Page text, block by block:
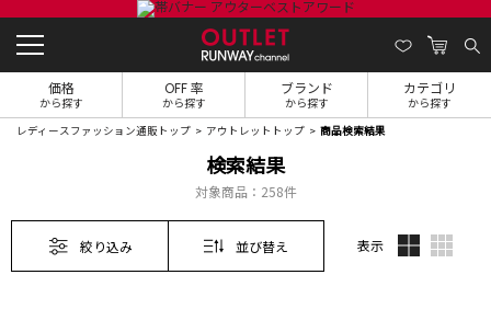
価格
から探す
OFF 率
から探す
ブランド
から探す
カテゴリ
から探す
レディースファッション通販トップ アウトレットトップ 商品検索結果
検索結果
対象商品： 258件
絞り込み 並び替え 表示